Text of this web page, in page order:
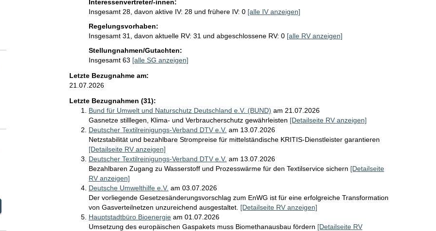
e
r
i
t
e
Selektion Entwürfe, in Bezug genommen im Zeitraum
Interessenvertreter/-innen:
Insgesamt 28, davon aktive IV: 28 und frühere IV: 0 [alle IV anzeigen]
Regelungsvorhaben:
Insgesamt 31, davon aktuelle RV: 31 und abgeschlossene RV: 0 [alle RV anzeigen]
Stellungnahmen/Gutachten:
Insgesamt 63 [alle SG anzeigen]
Letzte Bezugnahme am:
21.07.2026
Letzte Bezugnahmen (31):
Bund für Umwelt und Naturschutz Deutschland e.V. (BUND) am 21.07.2026
Gasnetze stilllegen, Klima- und Verbraucherschutz gewährleisten [Detailseite RV anzeigen]
Deutscher Textilreinigungs-Verband DTV e.V. am 13.07.2026
Netzstabilität und bezahlbare Strompreise für mittelständische KRITIS-Dienstleister garantieren
[Detailseite RV anzeigen]
Deutscher Textilreinigungs-Verband DTV e.V. am 13.07.2026
Bezahlbaren Zugang zu Wasserstoff und Prozesswärme für den Textilservice sichern [Detailseite
RV anzeigen]
Deutsche Umwelthilfe e.V. am 03.07.2026
Der vorliegende Gesetzesänderungsvorschlag zum EnWG ist für eine erfolgreiche Transformation
von Gasverteilnetzen unzureichend ausgestaltet. [Detailseite RV anzeigen]
Hauptstadtbüro Bioenergie am 01.07.2026
Umsetzung des europäischen Gaspakets muss Biomethanausbau fördern [Detailseite RV